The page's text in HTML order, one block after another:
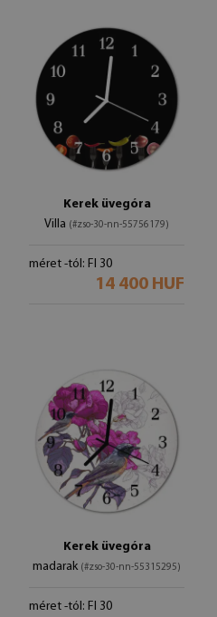
Kerek üvegóra
Villa (#zso-30-nn-55756179)
méret -tól: FI 30
14 400 HUF
Kerek üvegóra
madarak (#zso-30-nn-55315295)
méret -tól: FI 30